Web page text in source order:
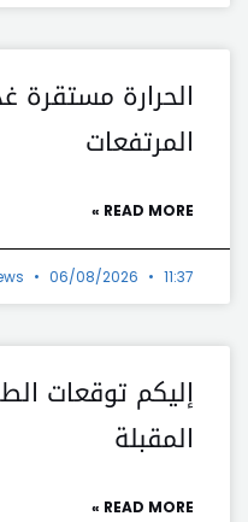
الحرارة
المرتفعات
READ MORE »
06/08/2026 11:37 ص
إليكم توقعات
المقبلة
READ MORE »